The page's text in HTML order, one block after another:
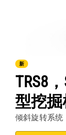
新
TRS8
型挖
倾斜旋转系统